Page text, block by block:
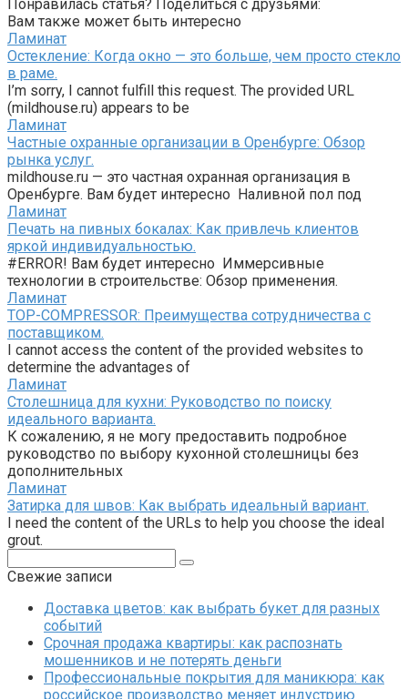
Понравилась статья? Поделиться с друзьями:
Вам также может быть интересно
Ламинат
Остекление: Когда окно — это больше, чем просто стекло
в раме.
I’m sorry, I cannot fulfill this request. The provided URL
(mildhouse.ru) appears to be
Ламинат
Частные охранные организации в Оренбурге: Обзор
рынка услуг.
mildhouse.ru — это частная охранная организация в
Оренбурге. Вам будет интересно Наливной пол под
Ламинат
Печать на пивных бокалах: Как привлечь клиентов
яркой индивидуальностью.
#ERROR! Вам будет интересно Иммерсивные
технологии в строительстве: Обзор применения.
Ламинат
TOP-COMPRESSOR: Преимущества сотрудничества с
поставщиком.
I cannot access the content of the provided websites to
determine the advantages of
Ламинат
Столешница для кухни: Руководство по поиску
идеального варианта.
К сожалению, я не могу предоставить подробное
руководство по выбору кухонной столешницы без
дополнительных
Ламинат
Затирка для швов: Как выбрать идеальный вариант.
I need the content of the URLs to help you choose the ideal
grout.
Свежие записи
Доставка цветов: как выбрать букет для разных
событий
Срочная продажа квартиры: как распознать
мошенников и не потерять деньги
Профессиональные покрытия для маникюра: как
российское производство меняет индустрию